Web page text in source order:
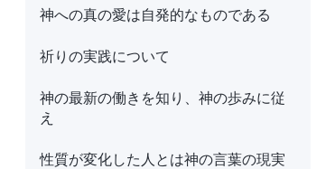
神への真の愛は自発的なものである
祈りの実践について
神の最新の働きを知り、神の歩みに従
え
性質が変化した人とは神の言葉の現実